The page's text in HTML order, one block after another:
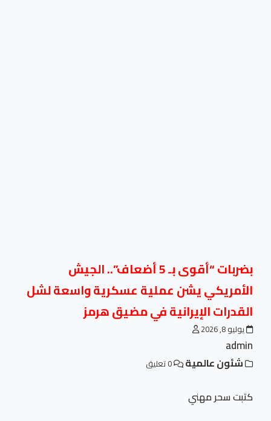
بضربات “أقوى بـ 5 أضعاف”.. الجيش
الأمريكي يشن عملية عسكرية واسعة لشل
القدرات الإيرانية في مضيق هرمز
يوليو 8, 2026
admin
شئون عالمية
كتبت سحر مهني